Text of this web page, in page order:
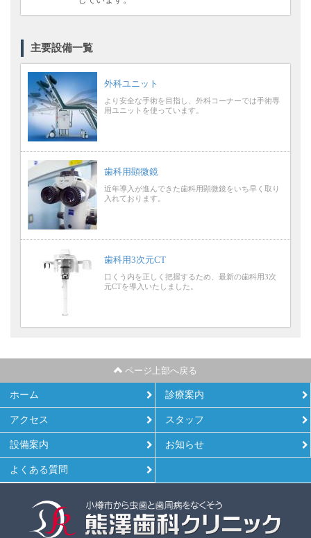
主要設備一覧
外科ユニット
より安全な手術を目指し、外科コーナーでは手術専
用ユニットを使っています。
歯科用顕微鏡
近年導入が進んできた歯科用顕微鏡をいち早く取り
入れております。
歯科用3次元CT
口くう内を正しく把握するため、最新の歯科用3次
元CTを導入いたしました。
ページ上部へ戻る
ホーム 診療案内
アクセス スタッフ
設備案内 お知らせ
よくある質問